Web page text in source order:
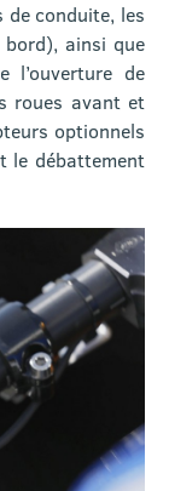
de conduite, les
ainsi que
l’ouverture de
roues avant et
optionnels
le débattement